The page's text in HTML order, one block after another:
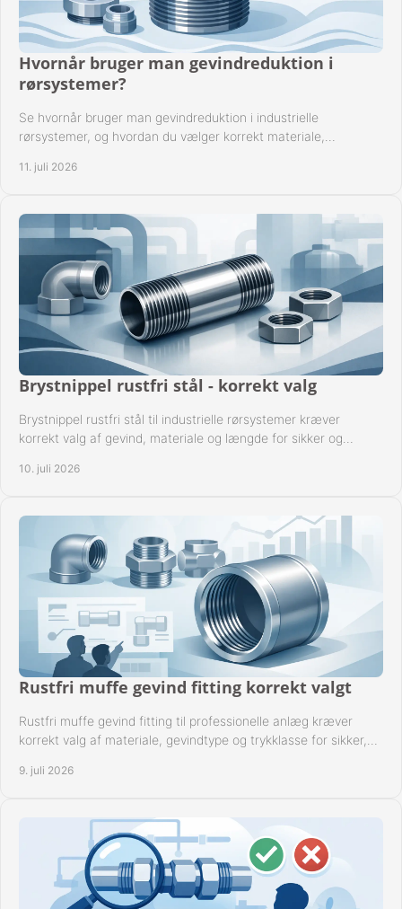
Hvornår bruger man gevindreduktion i
rørsystemer?
Se hvornår bruger man gevindreduktion i industrielle
rørsystemer, og hvordan du vælger korrekt materiale,
11. juli 2026
Brystnippel rustfri stål - korrekt valg
Brystnippel rustfri stål til industrielle rørsystemer kræver
korrekt valg af gevind, materiale og længde for sikker og
10. juli 2026
Rustfri muffe gevind fitting korrekt valgt
Rustfri muffe gevind fitting til professionelle anlæg kræver
korrekt valg af materiale, gevindtype og trykklasse for sikker,
9. juli 2026